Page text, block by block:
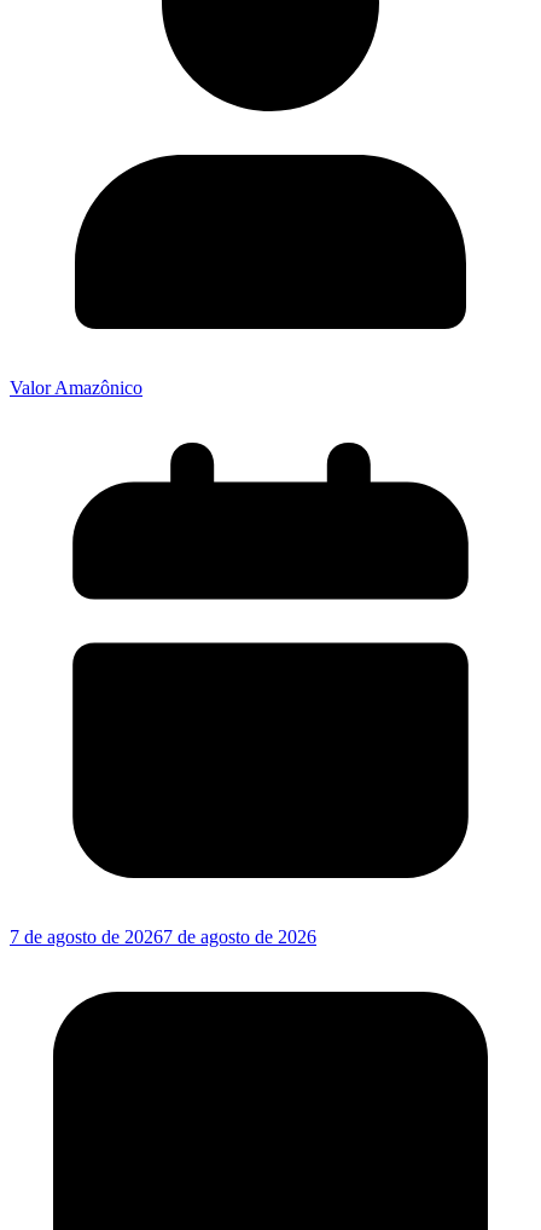
Valor Amazônico
7 de agosto de 20267 de agosto de 2026